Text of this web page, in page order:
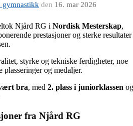
gymnastikk den 16. mar 2026
Njård RG i Nordisk Mesterskap,
prestasjoner og sterke resultater
styrke og tekniske ferdigheter, noe
plasseringer og medaljer.
bra, med 2. plass i juniorklassen og
fra Njård RG